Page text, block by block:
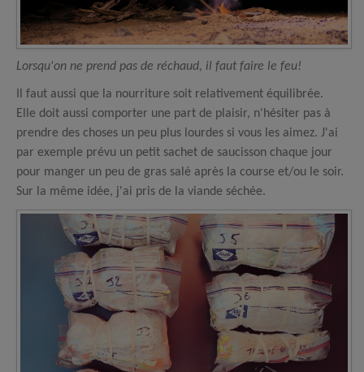
Lorsqu'on ne prend pas de réchaud, il faut faire le feu!
Il faut aussi que la nourriture soit relativement équilibrée.
Elle doit aussi comporter une part de plaisir, n'hésiter pas à
prendre des choses un peu plus lourdes si vous les aimez. J'ai
par exemple prévu un petit sachet de saucisson chaque jour
pour manger un peu de gras salé après la course et/ou le soir.
Sur la même idée, j'ai pris de la viande séchée.